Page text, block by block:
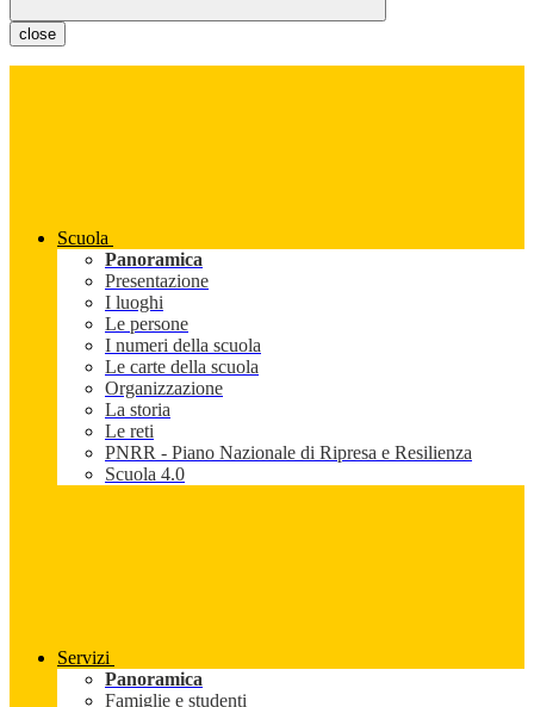
close
Scuola
Panoramica
Presentazione
I luoghi
Le persone
I numeri della scuola
Le carte della scuola
Organizzazione
La storia
Le reti
PNRR - Piano Nazionale di Ripresa e Resilienza
Scuola 4.0
Servizi
Panoramica
Famiglie e studenti